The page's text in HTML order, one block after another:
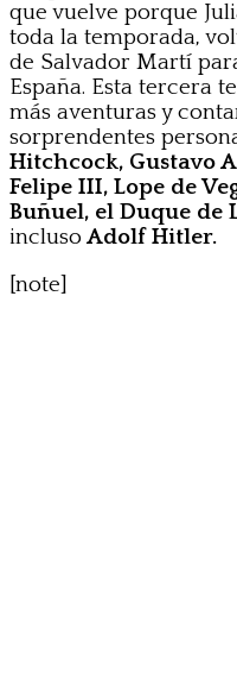
que vuelve porque
toda la temporada,
de Salvador Martí
España. Esta tercera
más aventuras y
sorprendentes
Hitchcock, Gustavo
Felipe III, Lope de
Buñuel, el Duque de
inclusoAdolf Hitler.
[note]